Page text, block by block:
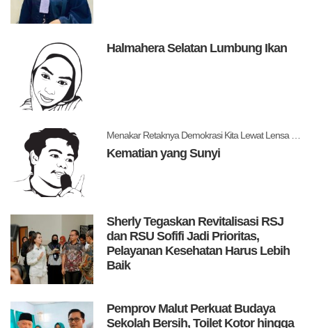
Halmahera Selatan Lumbung Ikan
Kematian yang Sunyi
Sherly Tegaskan Revitalisasi RSJ
dan RSU Sofifi Jadi Prioritas,
Pelayanan Kesehatan Harus Lebih
Baik
Pemprov Malut Perkuat Budaya
Sekolah Bersih, Toilet Kotor hingga